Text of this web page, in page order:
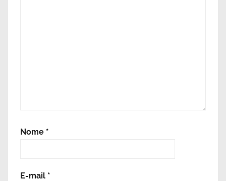
Nome *
E-mail *